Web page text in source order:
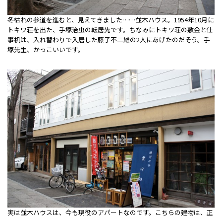
冬枯れの参道を進むと、見えてきました……並木ハウス。1954年10月に
トキワ荘を出た、手塚治虫の転居先です。ちなみにトキワ荘の敷金と仕
事机は、入れ替わりで入居した藤子不二雄の2人にあげたのだそう。手
塚先生、かっこいいです。
実は並木ハウスは、今も現役のアパートなのです。こちらの建物は、正